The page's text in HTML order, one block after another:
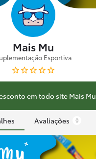
Mais Mu
Esportiva
em todo site Mais Mu
Avaliações 0